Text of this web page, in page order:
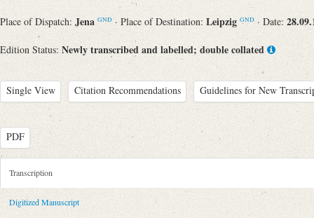
Place of Dispatch: Jena GND · Place of Destination: Leipzig GND · Date:
Edition Status: Newly transcribed and labelled; double collated
Single View Citation Recommendations Guidelines for New
PDF
Metadata Concerning Header
Sender: August Wilhelm von Schlegel
Recipient: Georg Joachim Göschen
Transcription
Digitized Manuscript